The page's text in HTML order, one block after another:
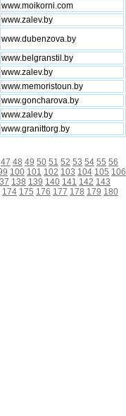
www.moikorni.com
www.zalev.by
www.dubenzova.by
www.belgranstil.by
www.zalev.by
www.memoristoun.by
www.goncharova.by
www.zalev.by
www.granittorg.by
47 48 49 50 51 52 53 54 55 56
100 101 102 103 104 105 106
138 139 140 141 142 143
174 175 176 177 178 179 180